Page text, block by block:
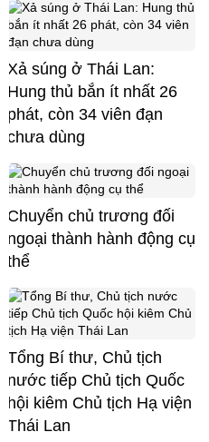
Xả súng ở Thái Lan:
Hung thủ bắn ít nhất 26
phát, còn 34 viên đạn
chưa dùng
Chuyển chủ trương đối
ngoại thành hành động cụ
thể
Tổng Bí thư, Chủ tịch
nước tiếp Chủ tịch Quốc
hội kiêm Chủ tịch Hạ viện
Thái Lan